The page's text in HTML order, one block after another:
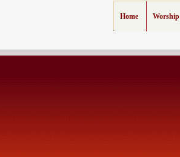
Home Worship